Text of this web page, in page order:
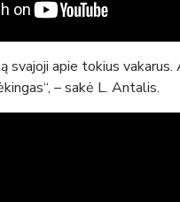
svajoji apie tokius
– sakė L. Antalis.